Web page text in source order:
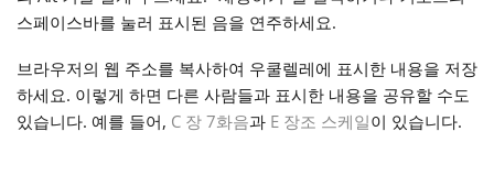
日本語
Polski
스페이스바를 눌러 표시된 음을 연주하세요.
브라우저의 웹 주소를 복사하여 우쿨렐레에 표시한 내용을 저장
하세요. 이렇게 하면 다른 사람들과 표시한 내용을 공유할 수도
있습니다. 예를 들어, C 장 7화음과 E 장조 스케일이 있습니다.